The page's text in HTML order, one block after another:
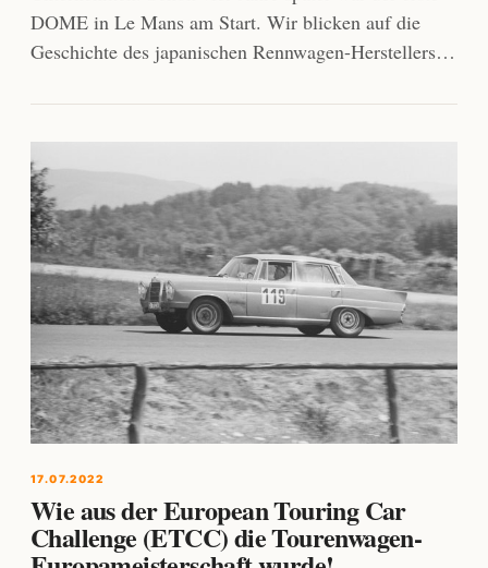
DOME in Le Mans am Start. Wir blicken auf die
Geschichte des japanischen Rennwagen-Herstellers…
17.07.2022
Wie aus der European Touring Car
Challenge (ETCC) die Tourenwagen-